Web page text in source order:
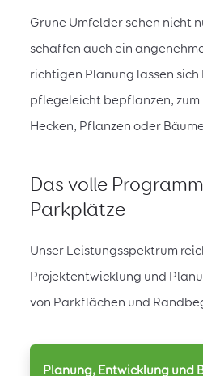
Grüne Umfelder sehen nicht
schaffen auch ein
richtigen Planung lassen
pflegeleicht bepflanzen, zum
Hecken, Pflanzen oder
Das volle
Parkplätze
Unser Leistungsspektrum
Projektentwicklung und
von Parkflächen und
Planung, Entwicklung und